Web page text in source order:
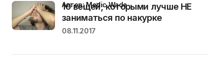
10 вещей, которыми лучше НЕ
заниматься по накурке
Автор: Medic Wade
08.11.2017